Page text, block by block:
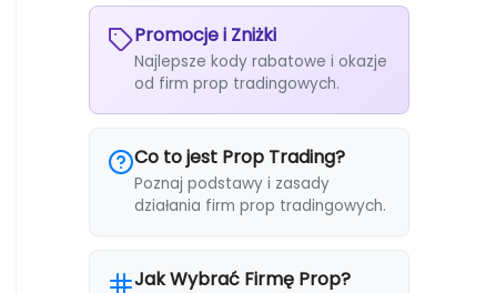
Promocje i Zniżki
Najlepsze kody rabatowe i okazje
od firm prop tradingowych.
Co to jest Prop Trading?
Poznaj podstawy i zasady
działania firm prop tradingowych.
Jak Wybrać Firmę Prop?